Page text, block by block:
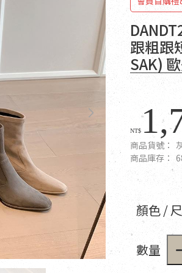
跟粗跟
SAK)
NT$
商品貨號：
商品庫存：
顏色 /
數量